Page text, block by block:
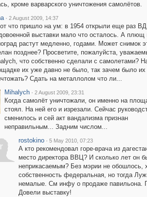
кроме варварского уничтожения самолётов.
· 2 August 2009, 14:37
что пришло на ум: в 1954 открыли еще раз
выставки мало что осталось. А плющ
растут медленно, годами. Может снимок
позднее? Просветите, пожалуйста,
что собственно сделали с самолетами?
их уже давно не было, так зачем было их
Сдать на металлолом что ли...
Mihalych · 2 August 2009, 23:31
Когда самолёт уничтожали, он именно на
стоял. На ней его и изрезали. Сейчас
сменилось и сей акт вандализма признан
неправильным... Задним числом...
r
rostokino · 5 May 2010, 07:23
А кто рекомендовал горе-врача из
место директора ВВЦ? И сколько лет он
неприкасаемым? Без мэрии не обошлось,
собственность федеральная, но тогда
немалые. См инфу о продаже павильона.
Довели выставку!